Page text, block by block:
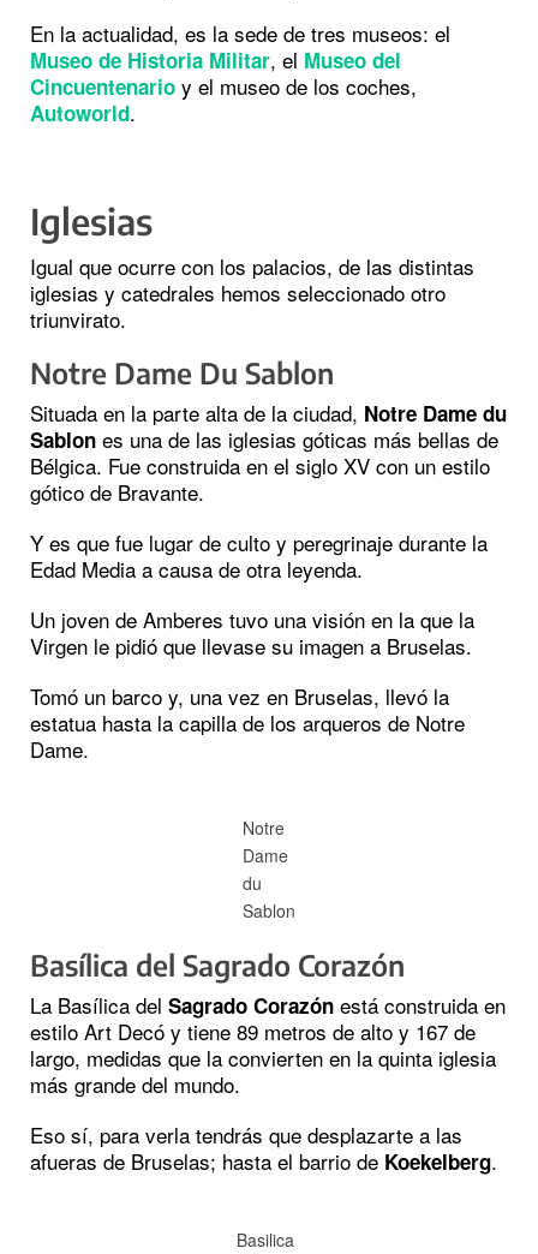
En la actualidad, es la sede de tres museos: el
Museo de Historia Militar, el Museo del
Cincuentenario y el museo de los coches,
Autoworld.
Iglesias
Igual que ocurre con los palacios, de las distintas
iglesias y catedrales hemos seleccionado otro
triunvirato.
Notre Dame Du Sablon
Situada en la parte alta de la ciudad, Notre Dame du
Sablon es una de las iglesias góticas más bellas de
Bélgica. Fue construida en el siglo XV con un estilo
gótico de Bravante.
Y es que fue lugar de culto y peregrinaje durante la
Edad Media a causa de otra leyenda.
Un joven de Amberes tuvo una visión en la que la
Virgen le pidió que llevase su imagen a Bruselas.
Tomó un barco y, una vez en Bruselas, llevó la
estatua hasta la capilla de los arqueros de Notre
Dame.
Notre
Dame
du
Sablon
Basílica del Sagrado Corazón
La Basílica del Sagrado Corazón está construida en
estilo Art Decó y tiene 89 metros de alto y 167 de
largo, medidas que la convierten en la quinta iglesia
más grande del mundo.
Eso sí, para verla tendrás que desplazarte a las
afueras de Bruselas; hasta el barrio de Koekelberg.
Basilica